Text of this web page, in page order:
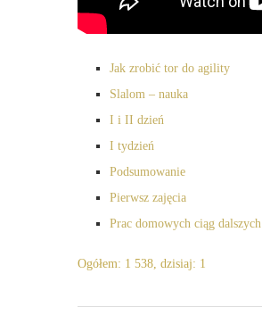
Jak zrobić tor do agility
Slalom – nauka
I i II dzień
I tydzień
Podsumowanie
Pierwsz zajęcia
Prac domowych ciąg dalszych
Ogółem: 1 538, dzisiaj: 1